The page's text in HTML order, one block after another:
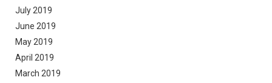
July 2019
June 2019
May 2019
April 2019
March 2019